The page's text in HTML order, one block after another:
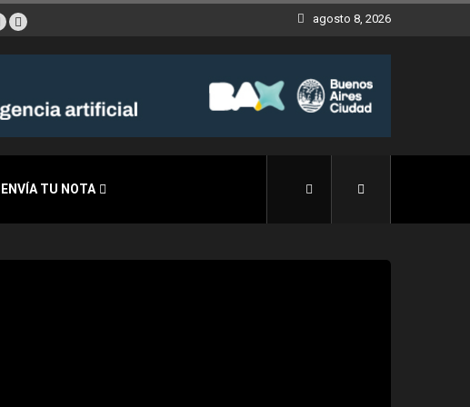
agosto 8, 2026
ENVÍA TU NOTA